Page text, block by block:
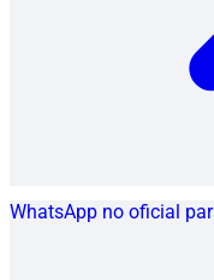
WhatsApp no oficial